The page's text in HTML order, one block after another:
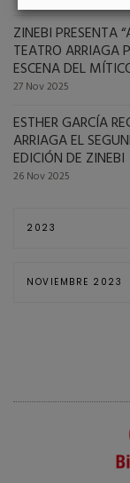
ZINEBI PRESENTA
TEATRO ARRIAGA
ESCENA DEL
27 Nov 2025
ESTHER GARCÍA
ARRIAGA EL
EDICIÓN DE ZINEBI
26 Nov 2025